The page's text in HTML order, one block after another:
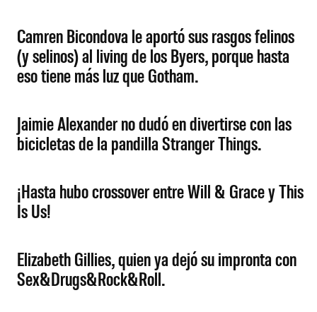
Camren Bicondova le aportó sus rasgos felinos
(y selinos) al living de los Byers, porque hasta
eso tiene más luz que Gotham.
Jaimie Alexander no dudó en divertirse con las
bicicletas de la pandilla Stranger Things.
¡Hasta hubo crossover entre Will & Grace y This
Is Us!
Elizabeth Gillies, quien ya dejó su impronta con
Sex&Drugs&Rock&Roll.